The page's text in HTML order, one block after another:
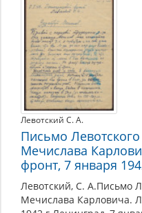
Левотский С. А.
Письмо
Мечислава
фронт, 7 января
Левотский, С. А.Письмо
Мечислава Карловича.